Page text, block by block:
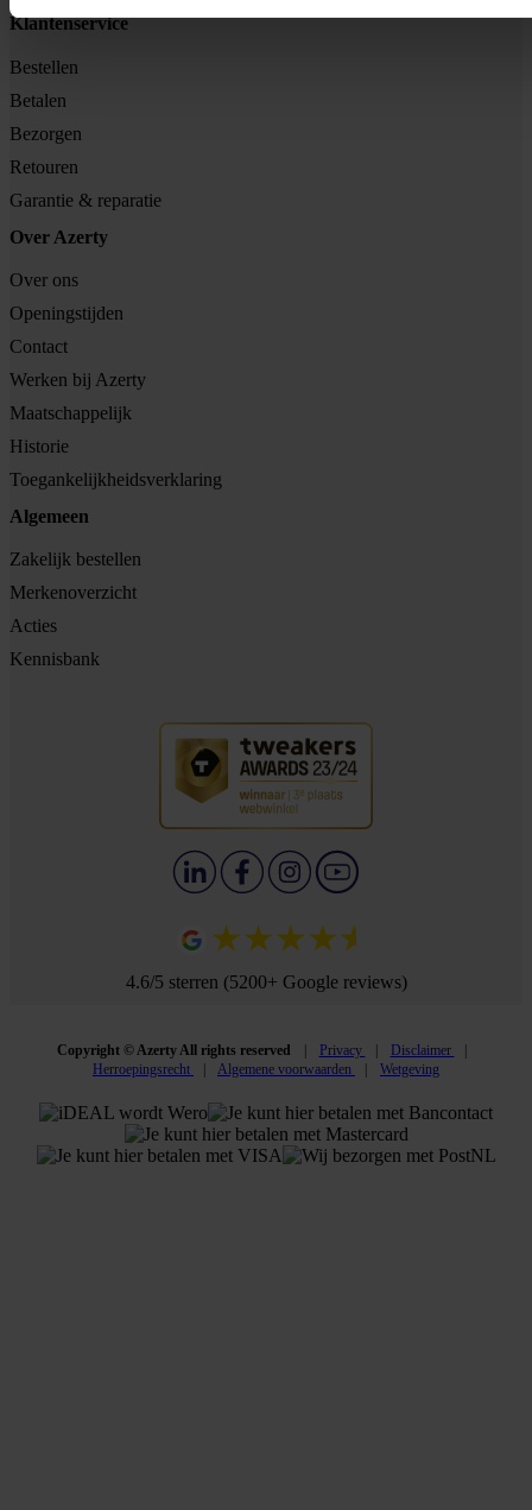
Klantenservice
Bestellen
Betalen
Bezorgen
Retouren
Garantie & reparatie
Over Azerty
Over ons
Openingstijden
Contact
Werken bij Azerty
Maatschappelijk
Historie
Toegankelijkheidsverklaring
Algemeen
Zakelijk bestellen
Merkenoverzicht
Acties
Kennisbank
4.6/5 sterren (5200+ Google reviews)
Copyright © Azerty All rights reserved Privacy
Disclaimer
Herroepingsrecht
Algemene voorwaarden Wetgeving